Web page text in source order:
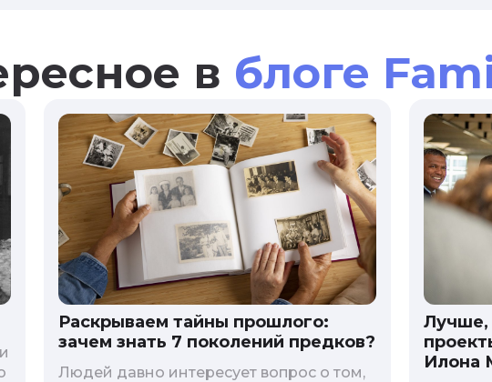
в блоге
Раскрываем тайны прошлого:
зачем знать 7 поколений предков?
Людей давно интересует вопрос о том,
Лучше,
Илона